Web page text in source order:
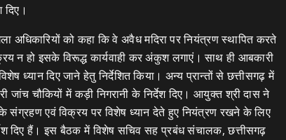
को कहा कि वे अवैध मदिरा पर नियंत्रण स्थापित करते
न हो इसके विरूद्ध कार्यवाही कर अंकुश लगाएं। साथ ही आबकारी
ध्यान दिए जाने हेतु निर्देशित किया। अन्य प्रान्तों से छत्तीसगढ़ में
जांच चौकियों में कड़ी निगरानी के निर्देश दिए। आयुक्त श्री दास ने
संग्रहण एवं विक्रय पर विशेष ध्यान देते हुए नियंत्रण रखने के लिए
दिए हैं। इस बैठक में विशेष सचिव सह प्रबंध संचालक, छत्तीसगढ़